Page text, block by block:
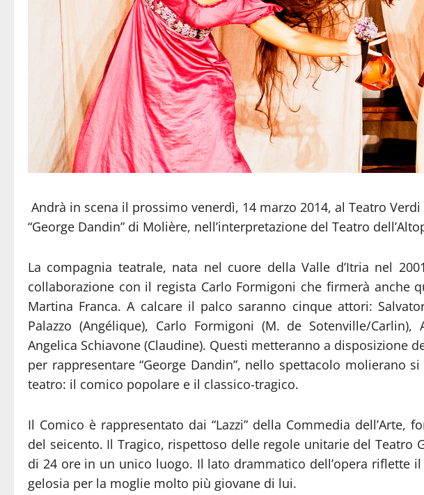
Andrà in scena il prossimo venerdì, 14 marzo 2014, al Teatro
“George Dandin” di Molière, nell’interpretazione del Teatro
La compagnia teatrale, nata nel cuore della Valle d’Itria nel
collaborazione con il regista Carlo Formigoni che firmerà anche
Martina Franca. A calcare il palco saranno cinque attori:
Palazzo (Angélique), Carlo Formigoni (M. de Sotenville/
Angelica Schiavone (Claudine). Questi metteranno a disposizione
per rappresentare “George Dandin”, nello spettacolo molierano
teatro: il comico popolare e il classico-tragico.
Il Comico è rappresentato dai “Lazzi” della Commedia dell’Arte,
del seicento. Il Tragico, rispettoso delle regole unitarie del Teatro
di 24 ore in un unico luogo. Il lato drammatico dell’opera riflette
gelosia per la moglie molto più giovane di lui.